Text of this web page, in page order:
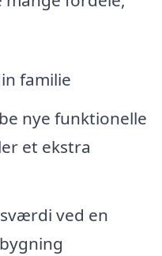
familie
nye funktionelle
et ekstra
ved en